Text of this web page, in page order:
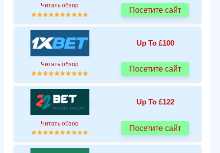
Читать обзор
Посетите сайт
Up To £100
Читать обзор
Посетите сайт
Up To £122
Читать обзор
Посетите сайт